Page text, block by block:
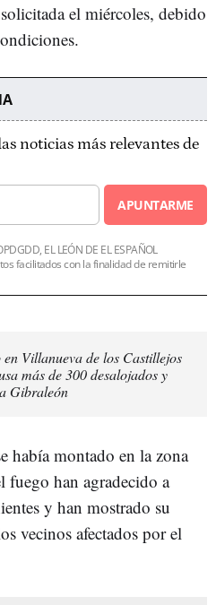
el miércoles, debido
noticias más relevantes de
APUNTARME
EL LEÓN DE EL ESPAÑOL
facilitados con la finalidad de remitirle
Villanueva de los Castillejos
más de 300 desalojados y
Gibraleón
había montado en la zona
fuego han agradecido a
y han mostrado su
vecinos afectados por el